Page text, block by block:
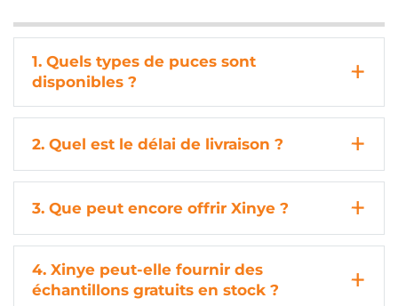
1. Quels types de puces sont
disponibles ?
2. Quel est le délai de livraison ?
3. Que peut encore offrir Xinye ?
4. Xinye peut-elle fournir des
échantillons gratuits en stock ?